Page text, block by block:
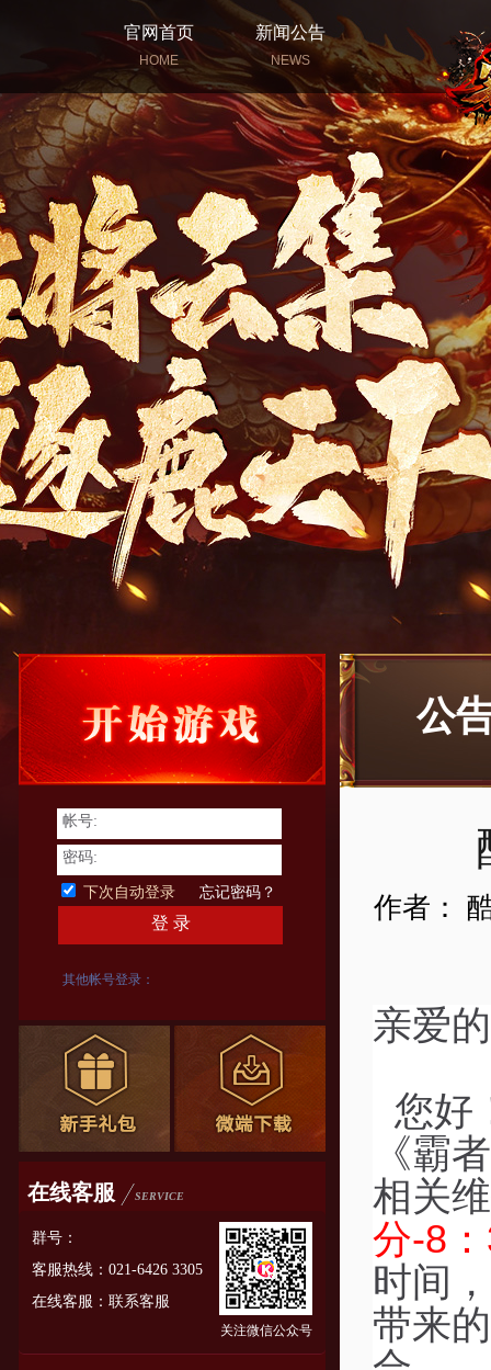
官网首页
HOME
新闻公告
NEWS
帐号:
密码:
下次自动登录 忘记密码？
登 录
其他帐号登录：
在线客服 SERVICE
群号：
客服热线：021-6426 3305
在线客服： 联系客服
关注微信公众号
公
作者：
亲爱
您好
《霸
相关
分-8
时间
带来